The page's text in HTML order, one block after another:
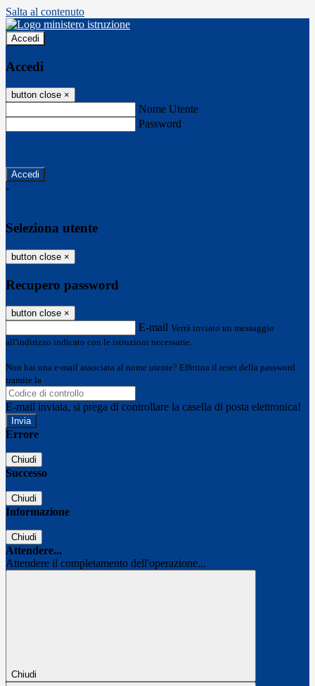
Salta al contenuto
Accedi
Accedi
button close ×
Nome Utente
Password
-
Seleziona utente
button close ×
Recupero password
button close ×
E-mail Verrà inviato un messaggio
all'indirizzo indicato con le istruzioni necessarie.
Non hai una e-mail associata al nome utente? Effettua il reset della password
tramite la
E-mail inviata, si prega di controllare la casella di posta elettronica!
Errore
Chiudi
Successo
Chiudi
Informazione
Chiudi
Attendere...
Attendere il completamento dell'operazione...
Chiudi